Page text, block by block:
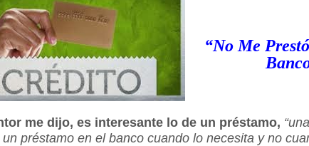
“No Me
me dijo, es interesante lo de un préstamo,
préstamo en el banco cuando lo necesita y no